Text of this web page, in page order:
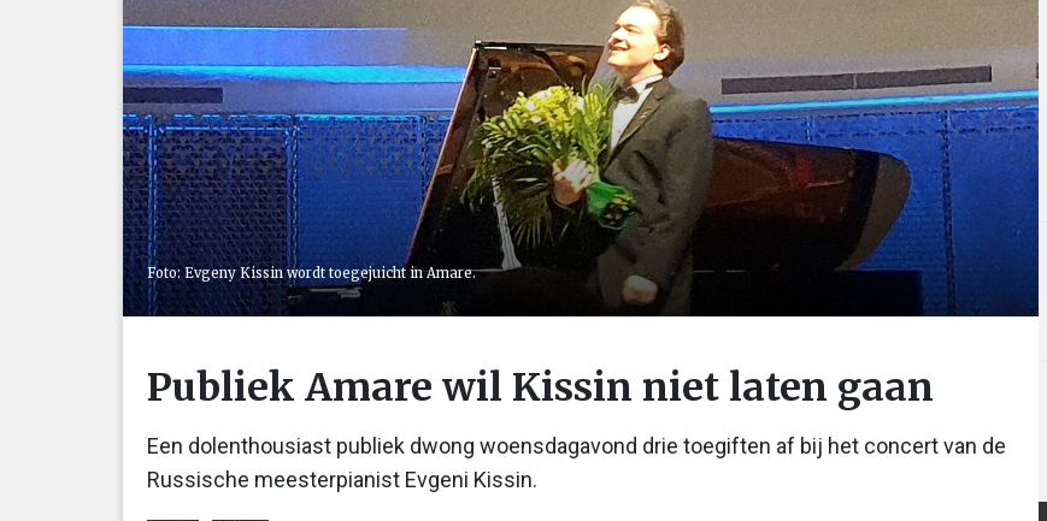
Foto: Evgeny Kissin wordt toegejuicht in Amare.
Publiek Amare wil Kissin niet laten gaan
Een dolenthousiast publiek dwong woensdagavond drie toegiften af bij het concert van de
Russische meesterpianist Evgeni Kissin.